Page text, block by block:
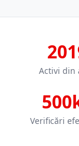
Activi din
Verificări